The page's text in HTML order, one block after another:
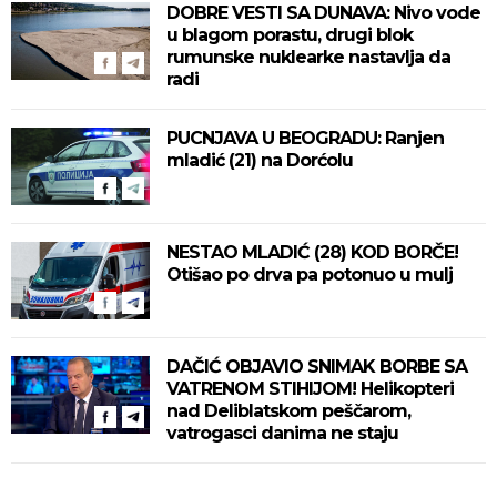
DOBRE VESTI SA DUNAVA: Nivo vode
u blagom porastu, drugi blok
rumunske nuklearke nastavlja da
radi
PUCNJAVA U BEOGRADU: Ranjen
mladić (21) na Dorćolu
NESTAO MLADIĆ (28) KOD BORČE!
Otišao po drva pa potonuo u mulj
DAČIĆ OBJAVIO SNIMAK BORBE SA
VATRENOM STIHIJOM! Helikopteri
nad Deliblatskom peščarom,
vatrogasci danima ne staju